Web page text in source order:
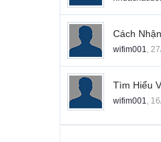
Cách
wifim001,
Tìm Hiểu
wifim001,